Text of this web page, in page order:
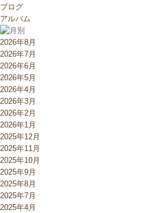
ブログ
アルバム
2026年8月
2026年7月
2026年6月
2026年5月
2026年4月
2026年3月
2026年2月
2026年1月
2025年12月
2025年11月
2025年10月
2025年9月
2025年8月
2025年7月
2025年4月